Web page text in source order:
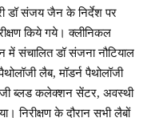
डॉ संजय जैन के निर्देश पर
किये गये। क्लीनिकल
में संचालित डॉ संजना नौटियाल
लैब, मॉडर्न पैथोलॉजी
ब्लड कलेक्शन सेंटर, अवस्थी
निरीक्षण के दौरान सभी लैबों